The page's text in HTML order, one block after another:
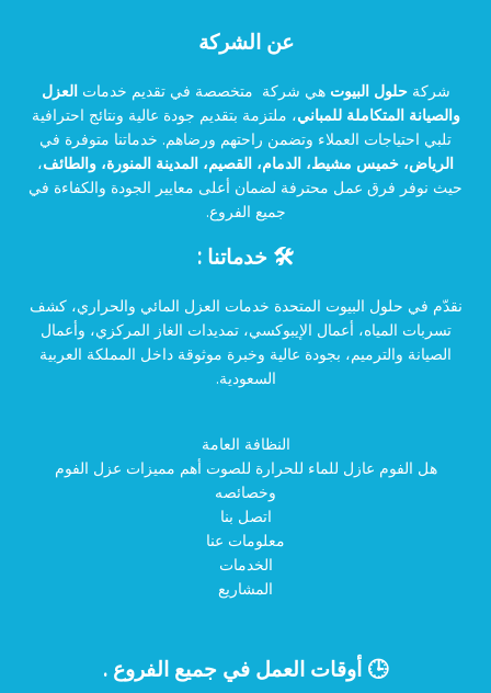
عن الشركة
شركةحلول البيوت هي شركة متخصصة في تقديم خدماتالعزل
والصيانة المتكاملة للمباني، ملتزمة بتقديم جودة عالية ونتائج احترافية
تلبي احتياجات العملاء وتضمن راحتهم ورضاهم. خدماتنا متوفرة في
الرياض، خميس مشيط، الدمام، القصيم، المدينة المنورة، والطائف،
حيث نوفر فرق عمل محترفة لضمان أعلى معايير الجودة والكفاءة في
جميع الفروع.
🛠️ خدماتنا :
نقدّم في حلول البيوت المتحدة خدمات العزل المائي والحراري، كشف
تسربات المياه، أعمال الإيبوكسي، تمديدات الغاز المركزي، وأعمال
الصيانة والترميم، بجودة عالية وخبرة موثوقة داخل المملكة العربية
السعودية.
النظافة العامة
هل الفوم عازل للماء للحرارة للصوت أهم مميزات عزل الفوم
وخصائصه
اتصل بنا
معلومات عنا
الخدمات
المشاريع
🕒 أوقات العمل في جميع الفروع .